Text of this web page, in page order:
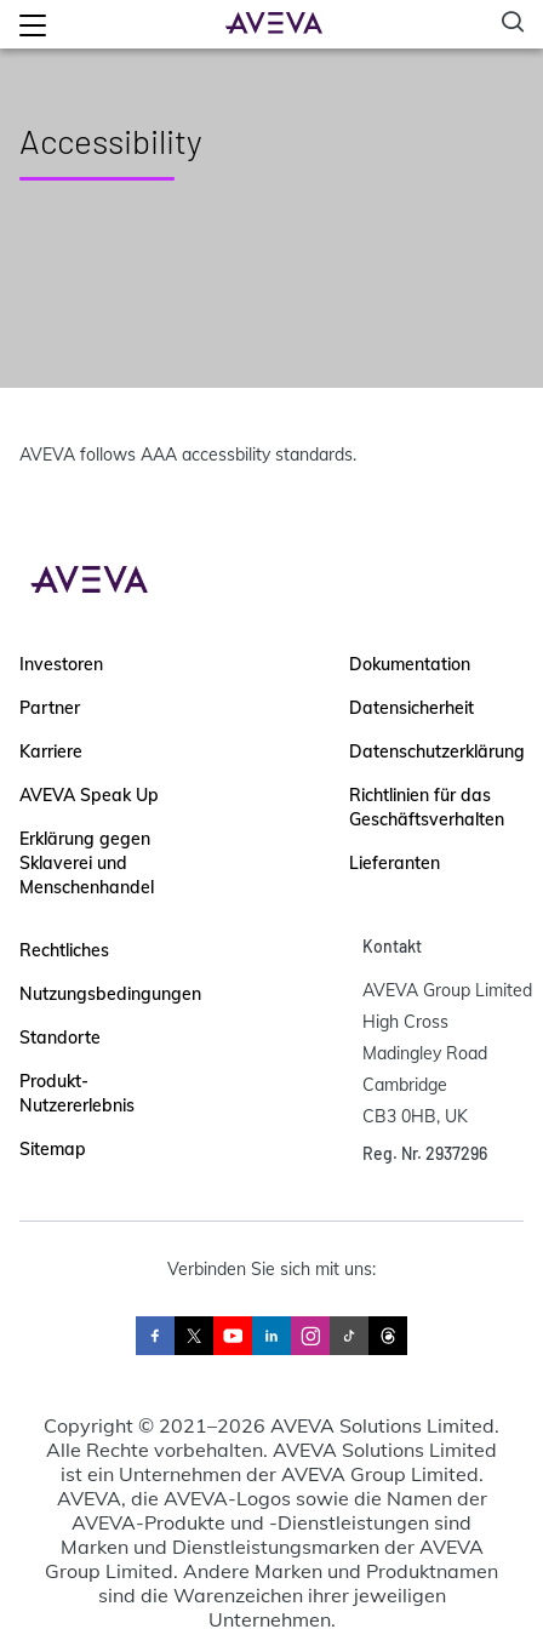
Accessibility
AVEVA follows AAA accessbility standards.
Investoren
Partner
Karriere
AVEVA Speak Up
Erklärung gegen
Sklaverei und
Menschenhandel
Dokumentation
Datensicherheit
Datenschutzerklärung
Richtlinien für das
Geschäftsverhalten
Lieferanten
Rechtliches
Nutzungsbedingungen
Standorte
Produkt-
Nutzererlebnis
Sitemap
Kontakt
AVEVA Group Limited
High Cross
Madingley Road
Cambridge
CB3 0HB, UK
Reg. Nr. 2937296
Verbinden Sie sich mit uns:
Copyright © 2021–2026 AVEVA Solutions Limited.
Alle Rechte vorbehalten. AVEVA Solutions Limited
ist ein Unternehmen der AVEVA Group Limited.
AVEVA, die AVEVA-Logos sowie die Namen der
AVEVA-Produkte und -Dienstleistungen sind
Marken und Dienstleistungsmarken der AVEVA
Group Limited. Andere Marken und Produktnamen
sind die Warenzeichen ihrer jeweiligen
Unternehmen.